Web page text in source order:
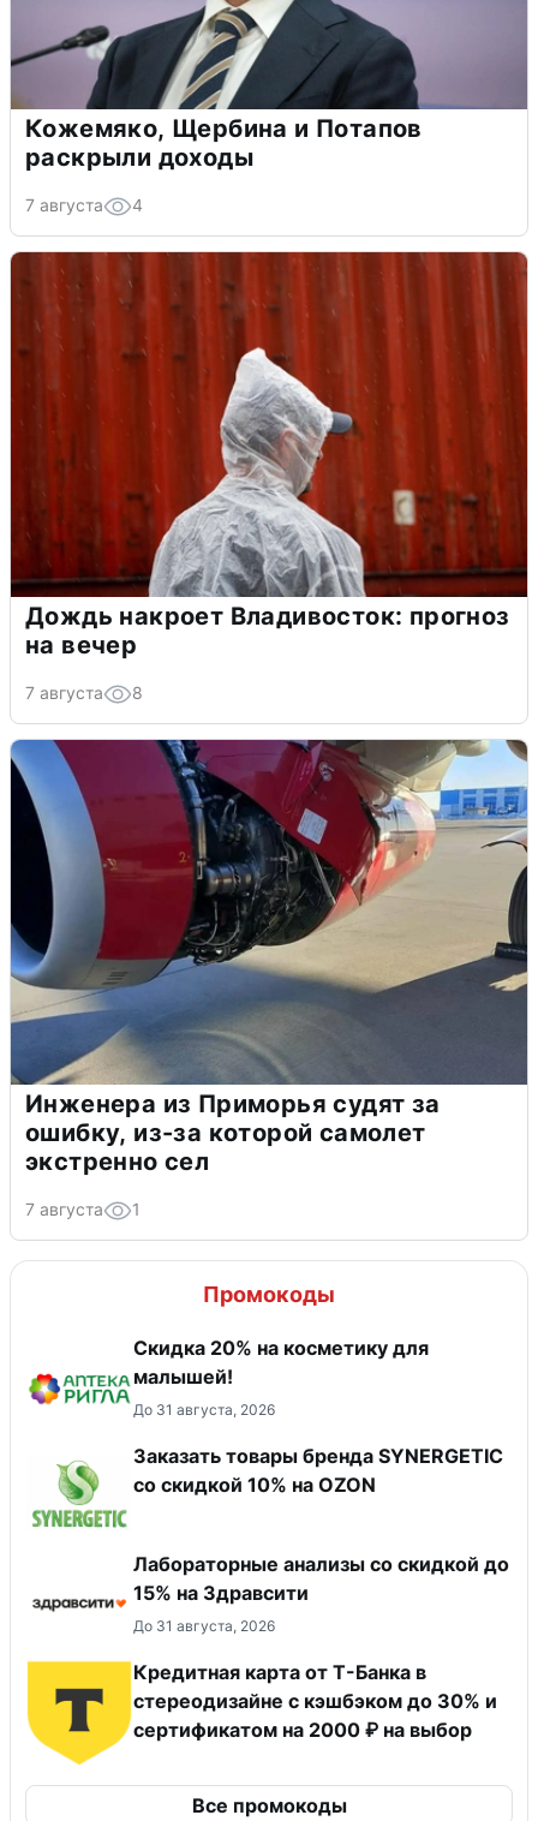
Кожемяко, Щербина и Потапов
раскрыли доходы
7 августа 4
Дождь накроет Владивосток: прогноз
на вечер
7 августа 8
Инженера из Приморья судят за
ошибку, из-за которой самолет
экстренно сел
7 августа 1
Промокоды
Скидка 20% на косметику для
малышей!
До 31 августа, 2026
Заказать товары бренда SYNERGETIC
со скидкой 10% на OZON
Лабораторные анализы со скидкой до
15% на Здравсити
До 31 августа, 2026
Кредитная карта от Т-Банка в
стереодизайне с кэшбэком до 30% и
сертификатом на 2000 ₽ на выбор
Все промокоды